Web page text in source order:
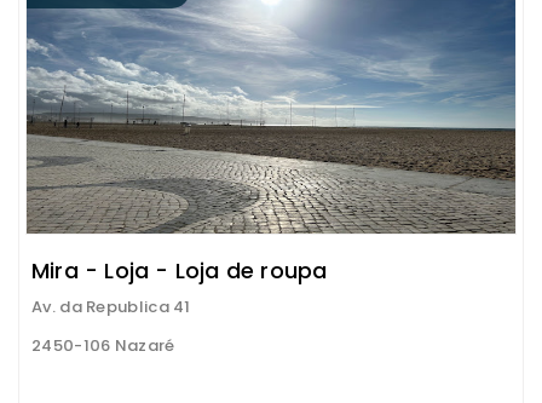
Mira - Loja - Loja de roupa
Av. da Republica 41
2450-106 Nazaré